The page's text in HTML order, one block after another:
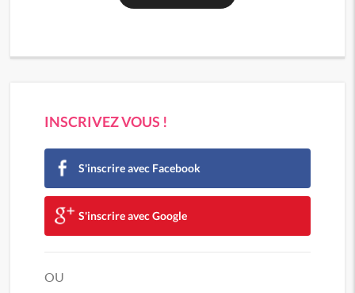
INSCRIVEZ VOUS !
S'inscrire avec Facebook
S'inscrire avec Google
OU